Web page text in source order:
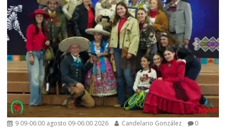
9 09-06:00 agosto 09-06:00 2026 Candelario González 0